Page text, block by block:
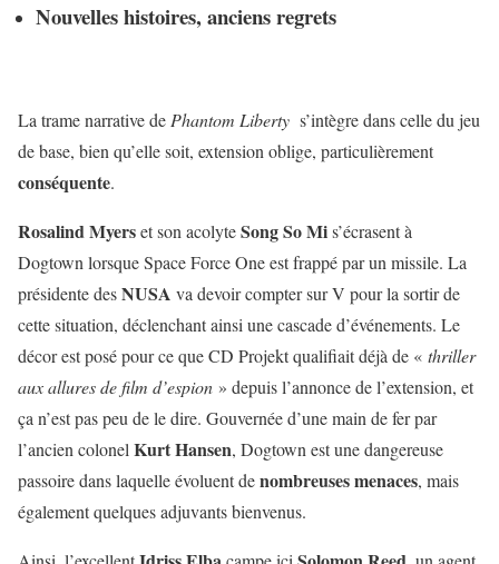
Nouvelles histoires, anciens regrets
La trame narrative de Phantom Liberty s’intègre dans celle du jeu
de base, bien qu’elle soit, extension oblige, particulièrement
conséquente.
Rosalind Myerset son acolyteSong So Mis’écrasent à
Dogtown lorsque Space Force One est frappé par un missile. La
présidente desNUSA va devoir compter sur V pour la sortir de
cette situation, déclenchant ainsi une cascade d’événements. Le
décor est posé pour ce que CD Projekt qualifiait déjà de « thriller
aux allures de film d’espion » depuis l’annonce de l’extension, et
ça n’est pas peu de le dire. Gouvernée d’une main de fer par
l’ancien colonel Kurt Hansen, Dogtown est une dangereuse
passoire dans laquelle évoluent denombreuses menaces, mais
également quelques adjuvants bienvenus.